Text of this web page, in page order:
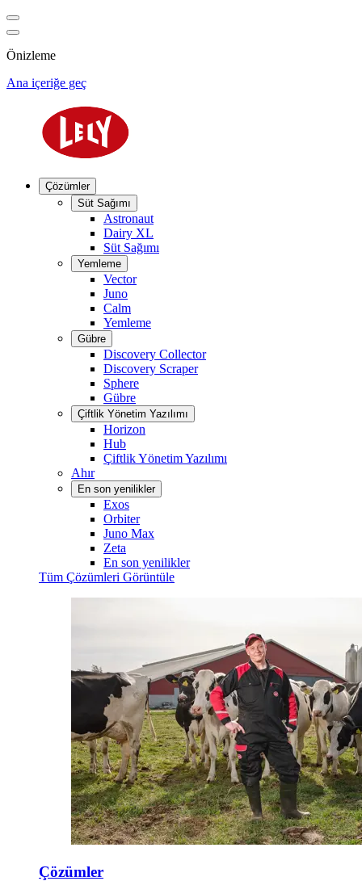
Önizleme
Ana içeriğe geç
Çözümler
Süt Sağımı
Astronaut
Dairy XL
Süt Sağımı
Yemleme
Vector
Juno
Calm
Yemleme
Gübre
Discovery Collector
Discovery Scraper
Sphere
Gübre
Çiftlik Yönetim Yazılımı
Horizon
Hub
Çiftlik Yönetim Yazılımı
Ahır
En son yenilikler
Exos
Orbiter
Juno Max
Zeta
En son yenilikler
Tüm Çözümleri Görüntüle
Çözümler